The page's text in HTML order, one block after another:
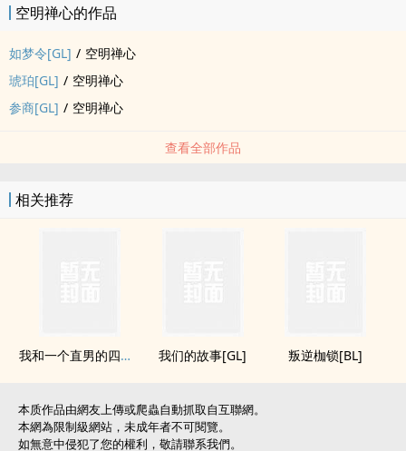
空明禅心的作品
如梦令[GL] / 空明禅心
琥珀[GL] / 空明禅心
参商[GL] / 空明禅心
查看全部作品
相关推荐
我和一个直男的四年[BL] 我们的故事[GL] 叛逆枷锁[BL]
本质作品由網友上傳或爬蟲自動抓取自互聯網。
本網為限制級網站，未成年者不可閱覽。
如無意中侵犯了您的權利，敬請聯系我們。